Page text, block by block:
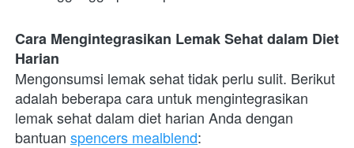
Cara Mengintegrasikan Lemak Sehat dalam Diet
Harian
Mengonsumsi lemak sehat tidak perlu sulit. Berikut
adalah beberapa cara untuk mengintegrasikan
lemak sehat dalam diet harian Anda dengan
bantuan spencers mealblend: